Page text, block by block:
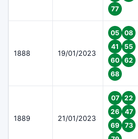
77
1888 19/01/2023
05
08
41
55
60
62
68
1889 21/01/2023
07
22
26
47
69
73